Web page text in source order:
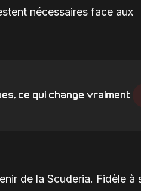
nécessaires face aux
ce qui change vraiment
de la Scuderia. Fidèle à